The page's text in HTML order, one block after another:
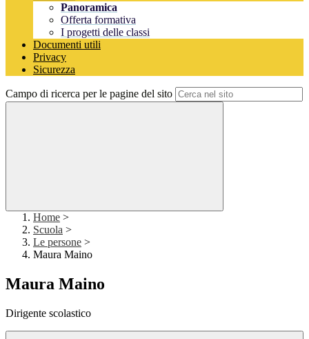
Panoramica
Offerta formativa
I progetti delle classi
Documenti utili
Privacy
Sicurezza
Campo di ricerca per le pagine del sito
Home >
Scuola >
Le persone >
Maura Maino
Maura Maino
Dirigente scolastico